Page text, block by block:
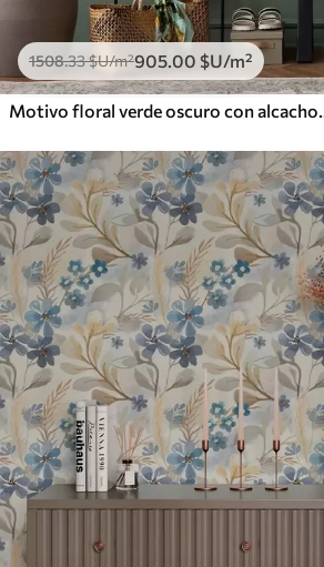
1508.33$U/m²905.00 $U/m²
Motivo